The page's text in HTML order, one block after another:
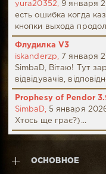
yura20352, 9 января
есть ошибка когда
кнопки выхода
Флудилка V3
iskanderzp, 7 января
SimbaD, Вітаю! Тут
відвідувачів,
Prophesy of Pendor
SimbaD, 5 января
Хтось ще грає?)...
ОСНОВНОЕ